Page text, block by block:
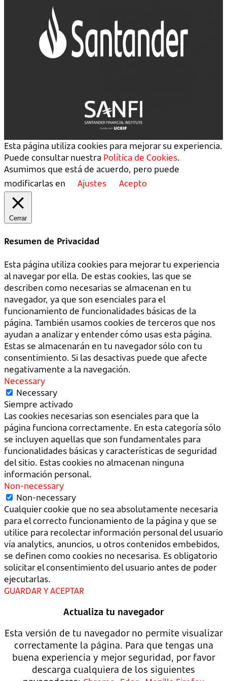
Esta página utiliza cookies para mejorar su experiencia.
Puede consultar nuestra Política de Cookies.
Asumimos que está de acuerdo, pero puede
modificarlas en
Ajustes Acepto
Cerrar
Resumen de Privacidad
Esta página utiliza cookies para mejorar tu experiencia
al navegar por ella. De estas cookies, las que se
describen como necesarias se almacenan en tu
navegador, ya que son esenciales para el
funcionamiento de funcionalidades básicas de la
página. También usamos cookies de terceros que nos
ayudan a analizar y entender cómo usas esta página.
Estas se almacenarán en tu navegador sólo con tu
consentimiento. Si las desactivas puede que afecte
negativamente a la navegación.
Necessary
Necessary
Siempre activado
Las cookies necesarias son esenciales para que la
página funciona correctamente. En esta categoría sólo
se incluyen aquellas que son fundamentales para
funcionalidades básicas y características de seguridad
del sitio. Estas cookies no almacenan ninguna
información personal.
Non-necessary
Non-necessary
Cualquier cookie que no sea absolutamente necesaria
para el correcto funcionamiento de la página y que se
utilice para recolectar información personal del usuario
vía analytics, anuncios, u otros contenidos embebidos,
se definen como cookies no necesarisa. Es obligatorio
solicitar el consentimiento del usuario antes de poder
ejecutarlas.
GUARDAR Y ACEPTAR
Actualiza tu navegador
Esta versión de tu navegador no permite visualizar
correctamente la página. Para que tengas una
buena experiencia y mejor seguridad, por favor
descarga cualquiera de los siguientes